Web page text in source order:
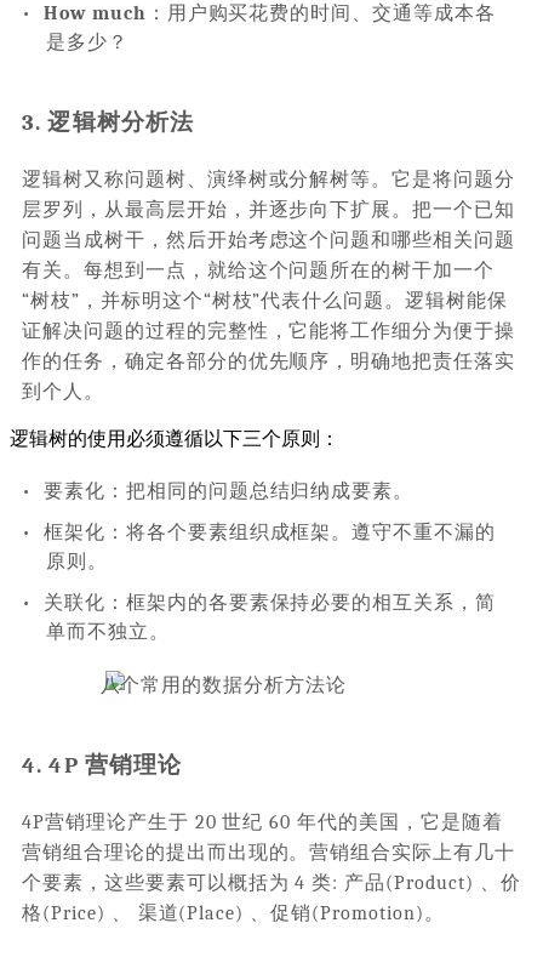
•
How much ：用户购买花费的时间、交通等成本各
是多少？
3. 逻辑树分析法
逻辑树又称问题树、演绎树或分解树等。它是将问题分
层罗列，从最高层开始，并逐步向下扩展。把一个已知
问题当成树干，然后开始考虑这个问题和哪些相关问题
有关。每想到一点，就给这个问题所在的树干加一个
“树枝”，并标明这个“树枝”代表什么问题。逻辑树能保
证解决问题的过程的完整性，它能将工作细分为便于操
作的任务，确定各部分的优先顺序，明确地把责任落实
到个人。
逻辑树的使用必须遵循以下三个原则：
•
要素化：把相同的问题总结归纳成要素。
•
框架化：将各个要素组织成框架。遵守不重不漏的
原则。
•
关联化：框架内的各要素保持必要的相互关系，简
单而不独立。
4. 4P 营销理论
4P营销理论产生于 20 世纪 60 年代的美国，它是随着
营销组合理论的提出而出现的。营销组合实际上有几十
个要素，这些要素可以概括为 4 类: 产品(Product) 、价
格(Price) 、 渠道(Place) 、促销(Promotion)。